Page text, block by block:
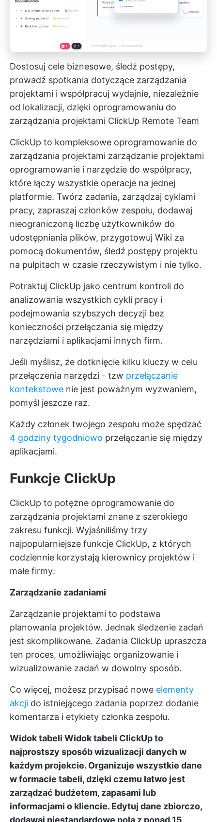
Dostosuj cele biznesowe, śledź postępy,
prowadź spotkania dotyczące zarządzania
projektami i współpracuj wydajnie, niezależnie
od lokalizacji, dzięki oprogramowaniu do
zarządzania projektami ClickUp Remote Team
ClickUp to kompleksowe oprogramowanie do
zarządzania projektami zarządzanie projektami
oprogramowanie i narzędzie do współpracy,
które łączy wszystkie operacje na jednej
platformie. Twórz zadania, zarządzaj cyklami
pracy, zapraszaj członków zespołu, dodawaj
nieograniczoną liczbę użytkowników do
udostępniania plików, przygotowuj Wiki za
pomocą dokumentów, śledź postępy projektu
na pulpitach w czasie rzeczywistym i nie tylko.
Potraktuj ClickUp jako centrum kontroli do
analizowania wszystkich cykli pracy i
podejmowania szybszych decyzji bez
konieczności przełączania się między
narzędziami i aplikacjami innych firm.
Jeśli myślisz, że dotknięcie kilku kluczy w celu
przełączenia narzędzi - tzw przełączanie
kontekstowe nie jest poważnym wyzwaniem,
pomyśl jeszcze raz.
Każdy członek twojego zespołu może spędzać
4 godziny tygodniowo przełączanie się między
aplikacjami.
Funkcje ClickUp
ClickUp to potężne oprogramowanie do
zarządzania projektami znane z szerokiego
zakresu funkcji. Wyjaśniliśmy trzy
najpopularniejsze funkcje ClickUp, z których
codziennie korzystają kierownicy projektów i
małe firmy:
Zarządzanie zadaniami
Zarządzanie projektami to podstawa
planowania projektów. Jednak śledzenie zadań
jest skomplikowane. Zadania ClickUp upraszcza
ten proces, umożliwiając organizowanie i
wizualizowanie zadań w dowolny sposób.
Co więcej, możesz przypisać nowe elementy
akcji do istniejącego zadania poprzez dodanie
komentarza i etykiety członka zespołu.
Widok tabeli Widok tabeli ClickUpto
najprostszy sposób wizualizacji danych w
każdym projekcie. Organizuje wszystkie dane
w formacie tabeli, dzięki czemu łatwo jest
zarządzać budżetem, zapasami lub
informacjami o kliencie. Edytuj dane zbiorczo,